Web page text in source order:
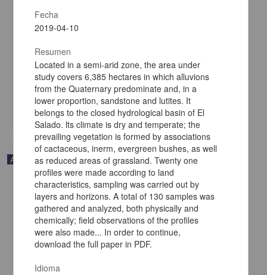
FORO: A preliminary report on the comenditic dome and ash flow
complex of Sierra La Primavera, Jalisco; reply
Mahood, Gail A. - Instituto de Geología, UNAM
2019-04-11
Físico Matemáticas y Ciencias de la Tierra
Artículo
Fecha
2019-04-10
Resumen
Located in a semi-arid zone, the area under
study covers 6,385 hectares in which alluvions
from the Quaternary predominate and, in a
lower proportion, sandstone and lutites. It
belongs to the closed hydrological basin of El
Salado. lts climate is dry and temperate; the
prevailing vegetation is formed by associations
of cactaceous, inerm, evergreen bushes, as well
as reduced areas of grassland. Twenty one
profiles were made according to land
characteristics, sampling was carried out by
layers and horizons. A total of 130 samples was
gathered and analyzed, both physically and
chemically; field observations of the profiles
were also made... In order to continue,
download the full paper in PDF.
Idioma